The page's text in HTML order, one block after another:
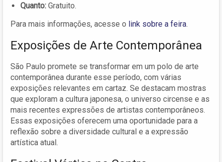
Quanto: Gratuito.
Para mais informações, acesse o link sobre a feira.
Exposições de Arte Contemporânea
São Paulo promete se transformar em um polo de arte
contemporânea durante esse período, com várias
exposições relevantes em cartaz. Se destacam mostras
que exploram a cultura japonesa, o universo circense e as
mais recentes expressões de artistas contemporâneos.
Essas exposições oferecem uma oportunidade para a
reflexão sobre a diversidade cultural e a expressão
artística atual.